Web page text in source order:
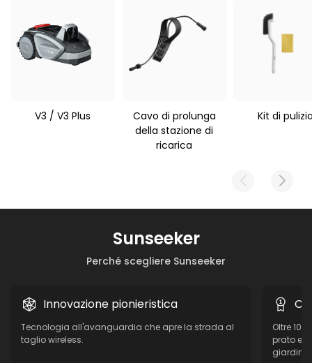
63 g
applicabile
Sunseeker V1/V3/S3/S4/S5
V3 / V3 Plus
Cavo di prolunga
della stazione di
ricarica
Kit di
Perché scegliere Sunseeker
Sunseeker
Innovazione pionieristica
Tecnologia all'avanguardia che apre la strada al
taglio wireless.
Oltre 10
prato e
giardino